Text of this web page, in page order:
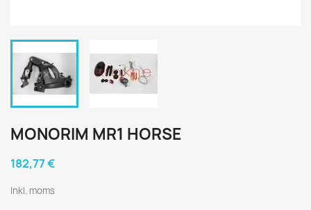
MONORIM MR1 HORSE
182,77 €
Inkl. moms